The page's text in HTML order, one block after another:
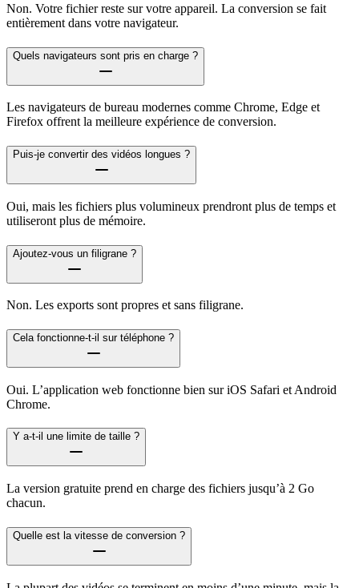
Non. Votre fichier reste sur votre appareil. La conversion se fait
entièrement dans votre navigateur.
Quels navigateurs sont pris en charge ?
Les navigateurs de bureau modernes comme Chrome, Edge et
Firefox offrent la meilleure expérience de conversion.
Puis-je convertir des vidéos longues ?
Oui, mais les fichiers plus volumineux prendront plus de temps et
utiliseront plus de mémoire.
Ajoutez-vous un filigrane ?
Non. Les exports sont propres et sans filigrane.
Cela fonctionne-t-il sur téléphone ?
Oui. L’application web fonctionne bien sur iOS Safari et Android
Chrome.
Y a-t-il une limite de taille ?
La version gratuite prend en charge des fichiers jusqu’à 2 Go
chacun.
Quelle est la vitesse de conversion ?